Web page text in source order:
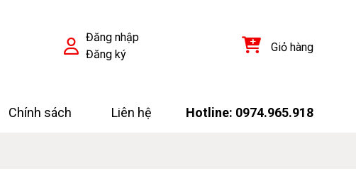
Đăng nhập
Đăng ký
Giỏ hàng
Chính sách Liên hệ Hotline: 0974.965.918